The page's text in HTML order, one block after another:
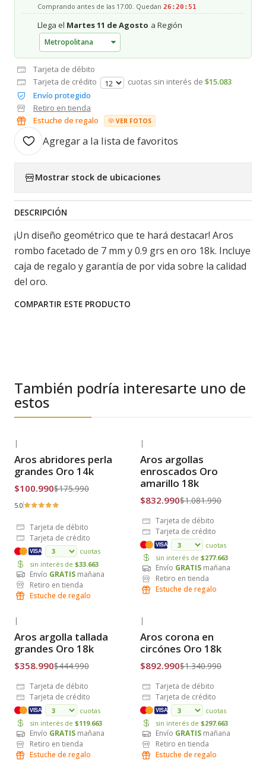
Comprando antes de las 17:00. Quedan 26:20:51
Llega el Martes 11 de Agosto a Región
Tarjeta de débito
Tarjeta de crédito
cuotas sin interés de $15.083
Envío protegido
Retiro en tienda
Estuche de regalo
VER FOTOS
Agregar a la lista de favoritos
Mostrar stock de ubicaciones
DESCRIPCIÓN
¡Un diseño geométrico que te hará destacar! Aros
rombo facetado de 7 mm y 0.9 grs en oro 18k. Incluye
caja de regalo y garantía de por vida sobre la calidad
del oro.
COMPARTIR ESTE PRODUCTO
También podría interesarte uno de
estos
Envío Gratis
|
Aros abridores perla
grandes Oro 14k
$100.990$175.990
5.0
Tarjeta de débito
Tarjeta de crédito
VISA
cuotas
sin interés de $33.663
Envío GRATIS mañana
Retiro en tienda
Estuche de regalo
Envío Gratis
|
Aros argollas
enroscados Oro
amarillo 18k
$832.990$1.081.990
Tarjeta de débito
Tarjeta de crédito
VISA
cuotas
sin interés de $277.663
Envío GRATIS mañana
Retiro en tienda
Estuche de regalo
Envío Gratis
|
Aros argolla tallada
grandes Oro 18k
$358.990$444.990
Tarjeta de débito
Tarjeta de crédito
VISA
cuotas
sin interés de $119.663
Envío GRATIS mañana
Retiro en tienda
Estuche de regalo
Envío Gratis
|
Aros corona en
circónes Oro 18k
$892.990$1.340.990
Tarjeta de débito
Tarjeta de crédito
VISA
cuotas
sin interés de $297.663
Envío GRATIS mañana
Retiro en tienda
Estuche de regalo